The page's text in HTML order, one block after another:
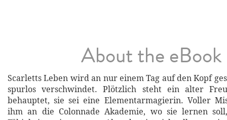
About the eBook
Scarletts Leben wird an nur einem Tag auf den Kopf
spurlos verschwindet. Plötzlich steht ein alter
behauptet, sie sei eine Elementarmagierin. Voller
ihm an die Colonnade Akademie, wo sie lernen